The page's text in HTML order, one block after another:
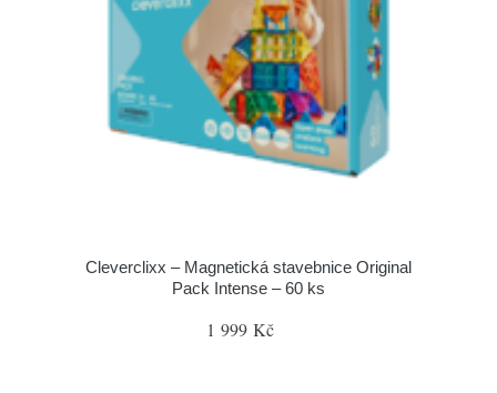
Cleverclixx – Magnetická stavebnice Original
Pack Intense – 60 ks
1 999 Kč